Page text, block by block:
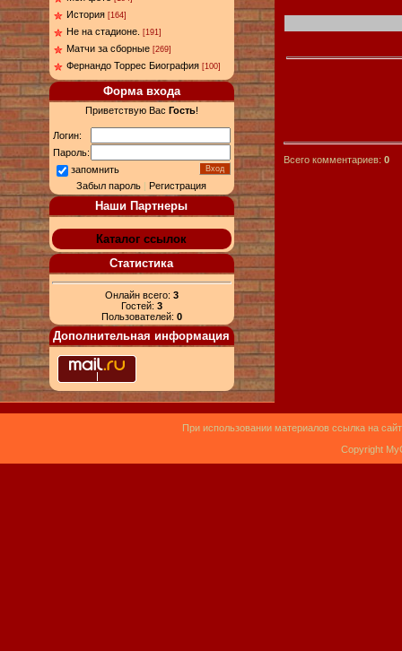
История [164]
Не на стадионе. [191]
Матчи за сборные [269]
Фернандо Торрес Биография [100]
Форма входа
Приветствую Вас Гость!
Логин:
Пароль:
запомнить
Забыл пароль |Регистрация
Наши Партнеры
Каталог ссылок
Статистика
Онлайн всего: 3
Гостей: 3
Пользователей: 0
Дополнительная информация
Всего комментариев: 0
При использовании материалов ссылка на
Copyright